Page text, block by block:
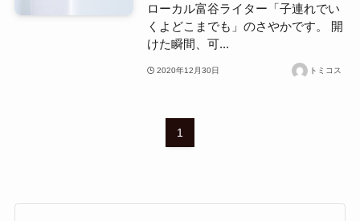
ローカル富谷ライター「子連れでい
くよどこまでも」のさやかです。 開
けた瞬間、可...
2020年12月30日 トミコス
1